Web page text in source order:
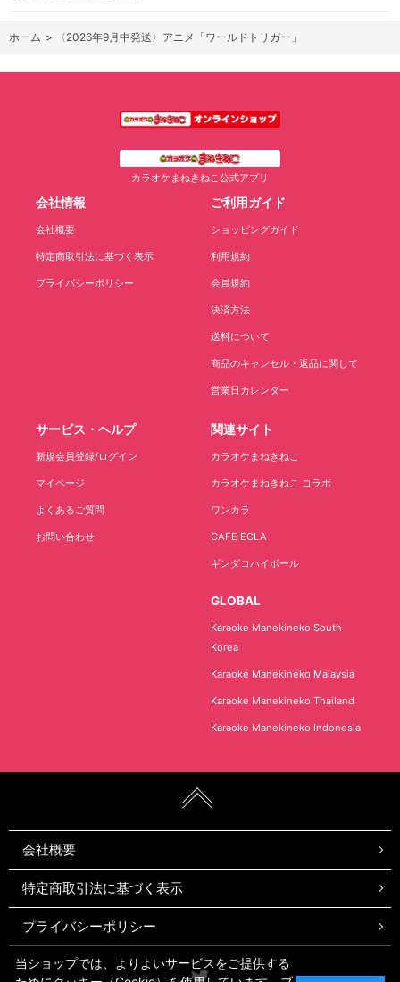
ホーム > 〈2026年9月中発送〉アニメ「ワールドトリガー」
カラオケまねきねこ公式アプリ
会社情報
会社概要
特定商取引法に基づく表示
プライバシーポリシー
ご利用ガイド
ショッピングガイド
利用規約
会員規約
決済方法
送料について
商品のキャンセル・返品に関して
営業日カレンダー
サービス・ヘルプ
新規会員登録/ログイン
マイページ
よくあるご質問
お問い合わせ
関連サイト
カラオケまねきねこ
カラオケまねきねこ コラボ
ワンカラ
CAFE ECLA
ギンダコハイボール
GLOBAL
Karaoke Manekineko South
Korea
Karaoke Manekineko Malaysia
Karaoke Manekineko Thailand
Karaoke Manekineko Indonesia
会社概要
特定商取引法に基づく表示
プライバシーポリシー
Twitter
当ショップでは、よりよいサービスをご提供する